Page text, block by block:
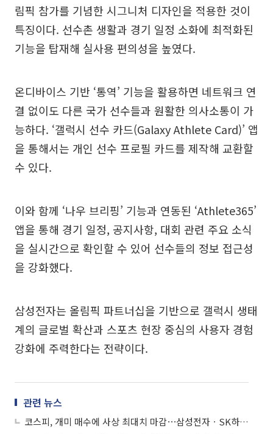
림픽 참가를 기념한 시그니처 디자인을 적용한 것이
특징이다. 선수촌 생활과 경기 일정 소화에 최적화된
기능을 탑재해 실사용 편의성을 높였다.
온디바이스 기반 ‘통역’ 기능을 활용하면 네트워크 연
결 없이도 다른 국가 선수들과 원활한 의사소통이 가
능하다. ‘갤럭시 선수 카드(Galaxy Athlete Card)’ 앱
을 통해서는 개인 선수 프로필 카드를 제작해 교환할
수 있다.
이와 함께 ‘나우 브리핑’ 기능과 연동된 ‘Athlete365’
앱을 통해 경기 일정, 공지사항, 대회 관련 주요 소식
을 실시간으로 확인할 수 있어 선수들의 정보 접근성
을 강화했다.
삼성전자는 올림픽 파트너십을 기반으로 갤럭시 생태
계의 글로벌 확산과 스포츠 현장 중심의 사용자 경험
강화에 주력한다는 전략이다.
관련 뉴스
코스피, 개미 매수에 사상 최대치 마감⋯삼성전자ㆍSK하이닉스 합산 시가총액 1612조